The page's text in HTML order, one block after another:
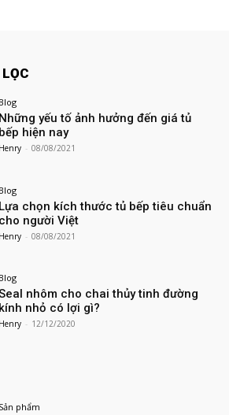
Blog
Những yếu tố ảnh hưởng đến giá tủ
bếp hiện nay
Henry - 08/08/2021
Blog
Lựa chọn kích thước tủ bếp tiêu chuẩn
cho người Việt
Henry - 08/08/2021
Blog
nhôm cho chai thủy tinh đường
kính nhỏ có lợi gì?
Henry - 12/12/2020
Sản phẩm